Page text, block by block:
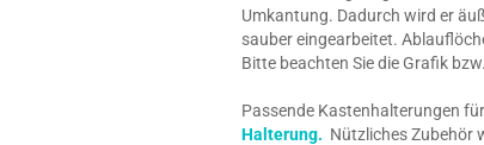
Umkantung. Dadurch wird er
sauber eingearbeitet.
Bitte beachten Sie die Grafik
Passende Kastenhalterungen
Halterung. Nützliches Zubehör